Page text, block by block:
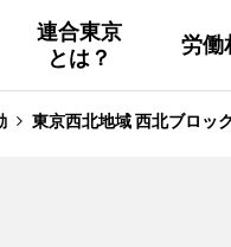
連合東京
とは？
組織概要
労働
活動
連合東京
Facebook
東京西北地域 西北ブロッ